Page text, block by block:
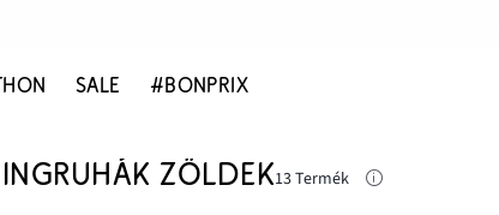
SALE #BONPRIX
INGRUHÁK ZÖLDEK13 Termék